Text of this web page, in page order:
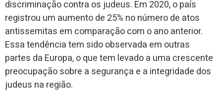
discriminação contra os judeus. Em 2020, o país
registrou um aumento de 25% no número de atos
antissemitas em comparação com o ano anterior.
Essa tendência tem sido observada em outras
partes da Europa, o que tem levado a uma crescente
preocupação sobre a segurança e a integridade dos
judeus na região.